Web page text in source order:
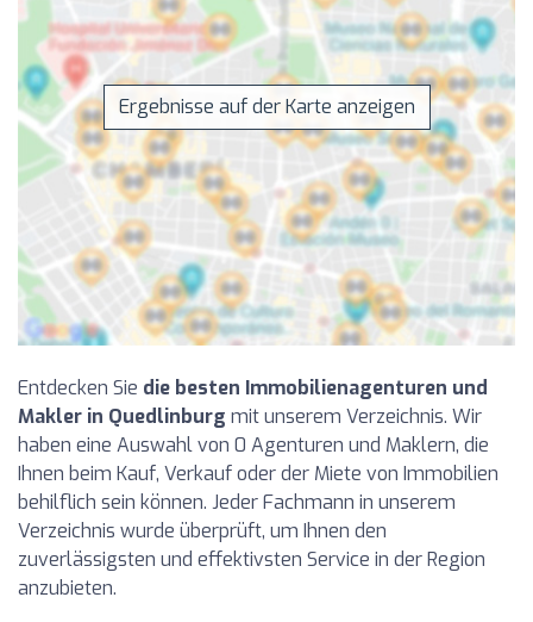
Ergebnisse auf der Karte anzeigen
Entdecken Sie die besten Immobilienagenturen und
Makler in Quedlinburg mit unserem Verzeichnis. Wir
haben eine Auswahl von 0 Agenturen und Maklern, die
Ihnen beim Kauf, Verkauf oder der Miete von Immobilien
behilflich sein können. Jeder Fachmann in unserem
Verzeichnis wurde überprüft, um Ihnen den
zuverlässigsten und effektivsten Service in der Region
anzubieten.